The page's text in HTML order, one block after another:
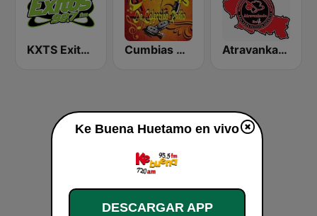
KXTS Exitos 98.7 FM Cumbias De Colección Atravankado Radio
Ke Buena Huetamo en vivo
DESCARGAR APP